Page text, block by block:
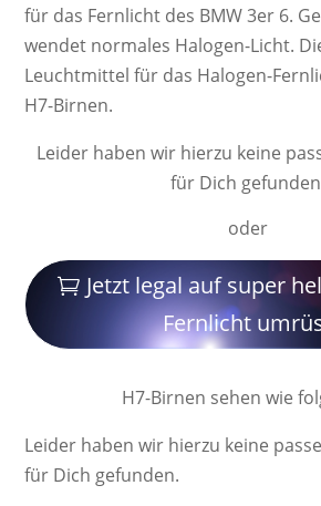
für das Fernlicht des BMW 3er 6.
wendet nor­ma­les Ha­lo­gen-Licht.
Leucht­mittel für das Halogen-
H7-Birnen.
Leider haben wir hierzu keine
für Dich
oder
Jetzt legal auf super
Fernlicht
H7-Birnen sehen wie
Leider haben wir hierzu keine
für Dich gefunden.